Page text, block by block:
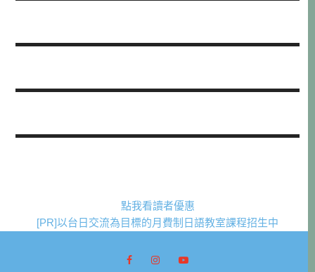
點我看讀者優惠
[PR]以台日交流為目標的月費制日語教室課程招生中